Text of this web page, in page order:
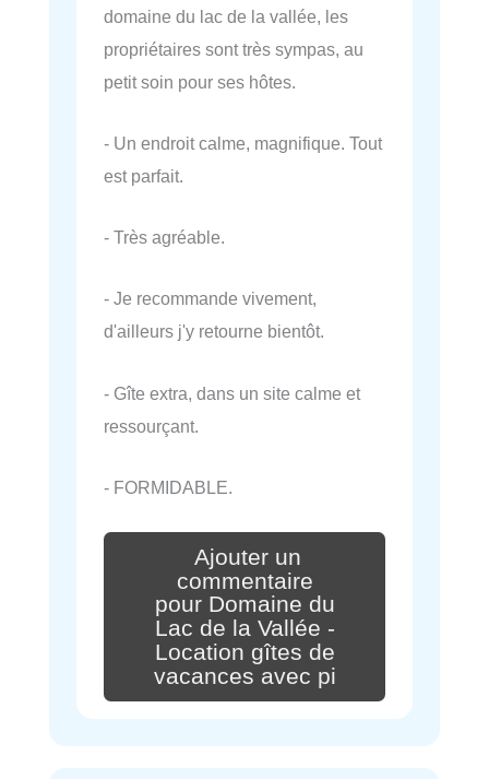
domaine du lac de la vallée, les
propriétaires sont très sympas, au
petit soin pour ses hôtes.
- Un endroit calme, magnifique. Tout
est parfait.
- Très agréable.
- Je recommande vivement,
d'ailleurs j'y retourne bientôt.
- Gîte extra, dans un site calme et
ressourçant.
- FORMIDABLE.
Ajouter un
commentaire
pour Domaine du
Lac de la Vallée -
Location gîtes de
vacances avec pi